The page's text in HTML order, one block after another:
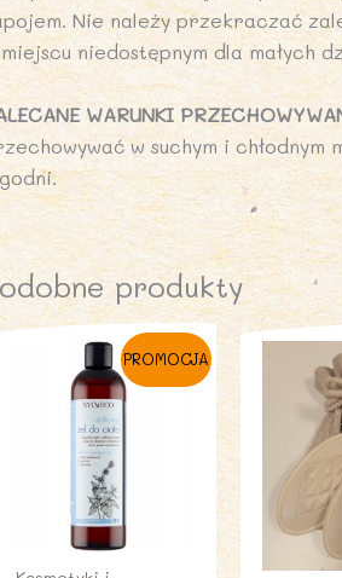
Nie należy przekraczać
niedostępnym dla małych
WARUNKI
w suchym i
produkty
PROMOCJA